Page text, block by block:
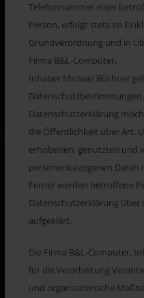
Telefonnummer einer
Person, erfolgt stets im
Grundverordnung und in
Firma B&L-Computer,
Inhaber Michael Büchner
Datenschutzerklärung
die Öffentlichkeit über Art,
erhobenen, genutzten und
personenbezogenen Daten
Ferner werden betroffene
Datenschutzerklärung über
aufgeklärt.
Die Firma B&L-Computer,
für die Verarbeitung
und organisatorische